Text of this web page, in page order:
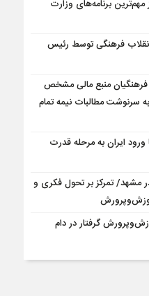
برنامه‌های وزارت
فرهنگی توسط رئیس
فرهنگیان منبع مالی مشخص
سرنوشت مطالبات نیمه‌ تمام
ورود ایران به مرحله قدرت
مشهد/ تمرکز بر تحول فکری و
گرفتار در دام